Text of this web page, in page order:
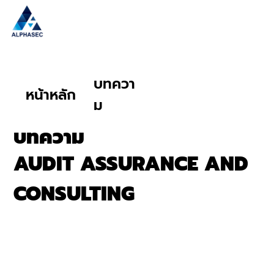
บทความ
AUDIT ASSURANCE AND
CONSULTING
หน้าหลัก
บทควา
ม